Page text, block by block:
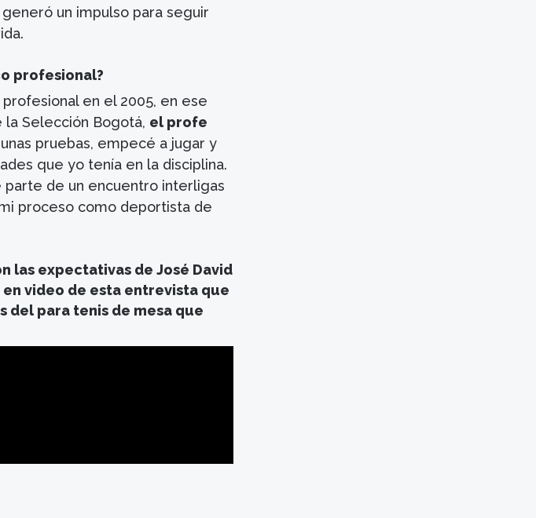
un impulso para seguir
profesional?
en el 2005, en ese
Selección Bogotá, el profe
pruebas, empecé a jugar y
que yo tenía en la disciplina.
de un encuentro interligas
proceso como deportista de
las expectativas de José David
video de esta entrevista que
del para tenis de mesa que